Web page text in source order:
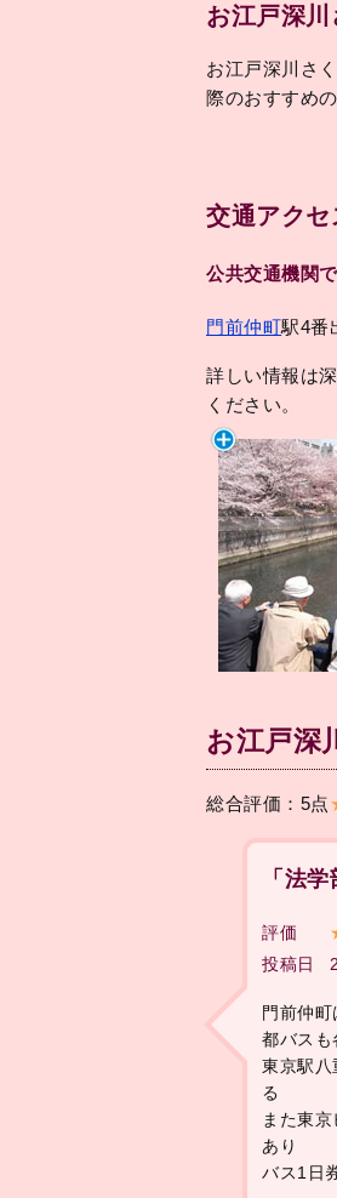
お江戸深
お江戸深川さ
際のおすすめ
交通アクセ
公共交通機関で
門前仲町駅4番
詳しい情報は
ください。
お江戸深
総合評価：5点
「法
評価
投稿日
門前仲
都バスも
東京駅八
る
また東
あり
バス1日